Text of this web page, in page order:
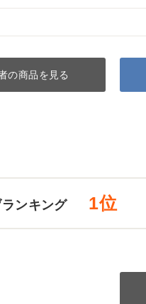
の商品を見る
ンキング 1位